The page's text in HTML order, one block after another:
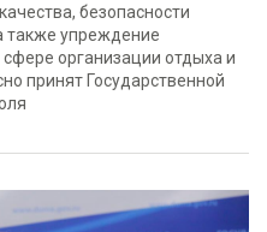
безопасности
также упреждение
организации отдыха и
принят Государственной